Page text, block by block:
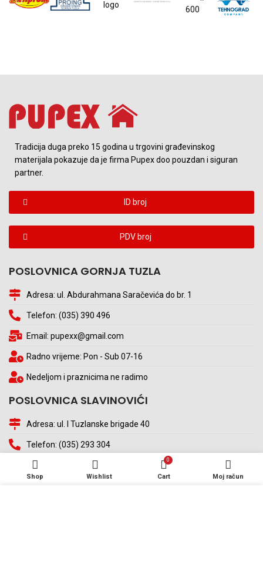
Tradicija duga preko 15 godina u trgovini građevinskog
materijala pokazuje da je firma Pupex doo pouzdan i siguran
partner.
ID broj
PDV broj
POSLOVNICA GORNJA TUZLA
Adresa: ul. Abdurahmana Saračevića do br. 1
Telefon: (035) 390 496
Email: pupexx@gmail.com
Radno vrijeme: Pon - Sub 07-16
Nedeljom i praznicima ne radimo
POSLOVNICA SLAVINOVIĆI
Adresa: ul. I Tuzlanske brigade 40
Telefon: (035) 293 304
Shop Wishlist
0
Cart Moj račun